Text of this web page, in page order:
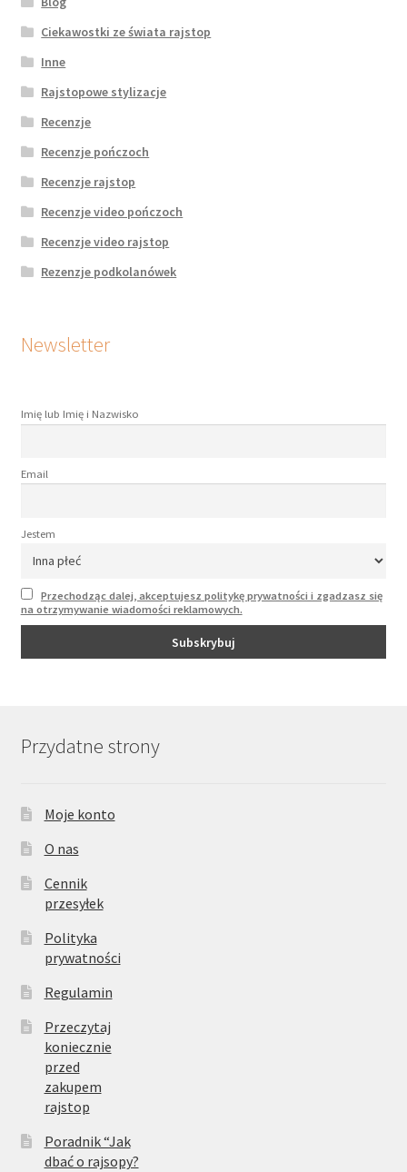
Ciekawostki ze świata rajstop
Inne
Rajstopowe stylizacje
Recenzje
Recenzje pończoch
Recenzje rajstop
Recenzje video pończoch
Recenzje video rajstop
Rezenzje podkolanówek
Newsletter
Imię lub Imię i Nazwisko
Email
Jestem
Przechodząc dalej, akceptujesz politykę prywatności i zgadzasz się
na otrzymywanie wiadomości reklamowych.
Przydatne strony
Moje konto
O nas
Cennik
przesyłek
Polityka
prywatności
Regulamin
Przeczytaj
koniecznie
przed
zakupem
rajstop
Poradnik “Jak
dbać o rajsopy?